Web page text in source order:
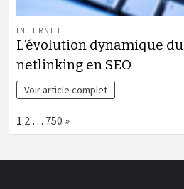
INTERNET
L’évolution dynamique du
netlinking en SEO
Voir article complet
Page:
1 2 … 750 Next
»